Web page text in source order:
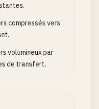
compressés vers
volumineux par
de transfert.